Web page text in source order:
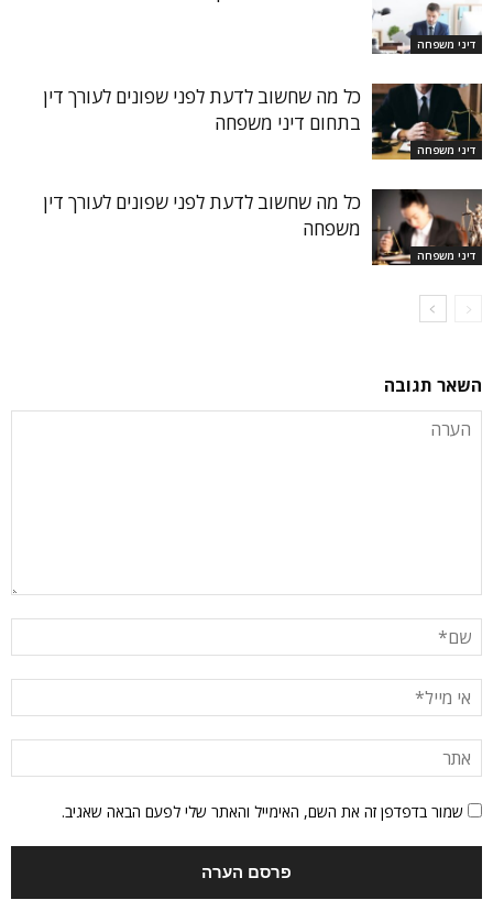
דיני משפחה
דיני משפחה
כל מה שחשוב לדעת לפני שפונים לעורך דין
בתחום דיני משפחה
דיני משפחה
כל מה שחשוב לדעת לפני שפונים לעורך דין
משפחה
השאר תגובה
שמור בדפדפן זה את השם, האימייל והאתר שלי לפעם הבאה שאגיב.